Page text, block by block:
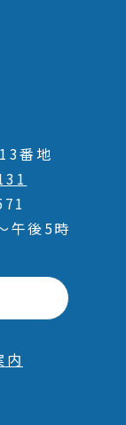
番地
午後5時
内